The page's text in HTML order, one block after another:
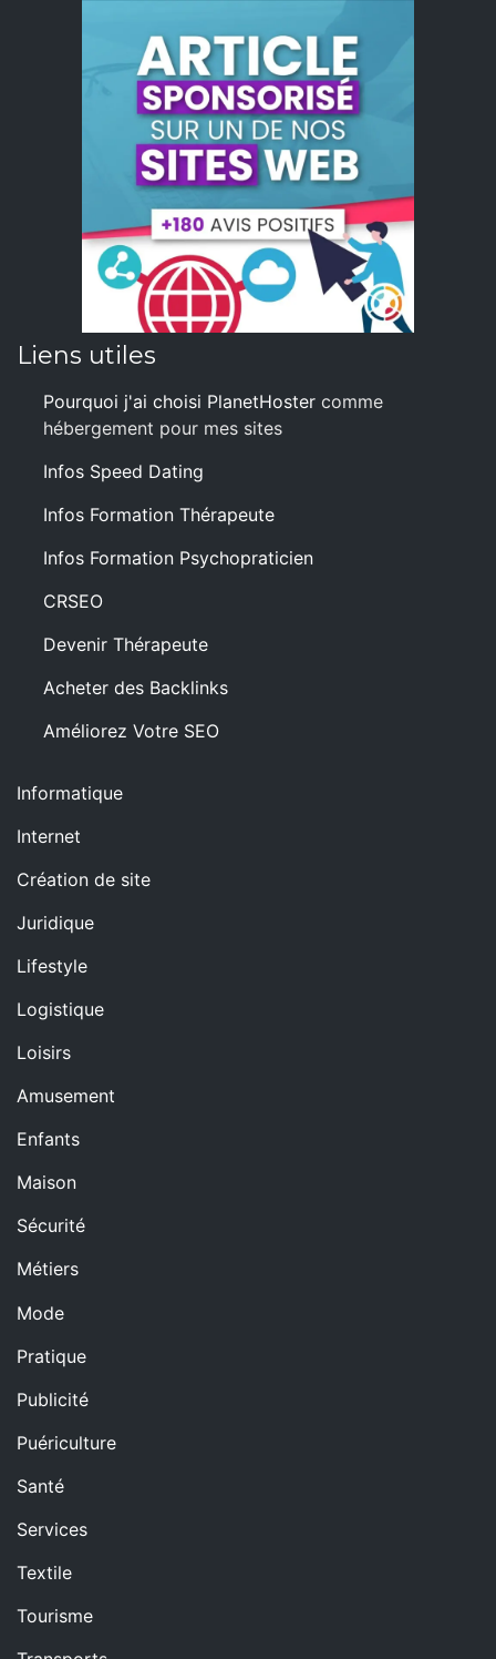
Liens utiles
Pourquoi j'ai choisi PlanetHoster comme
hébergement pour mes sites
Infos Speed Dating
Infos Formation Thérapeute
Infos Formation Psychopraticien
CRSEO
Devenir Thérapeute
Acheter des Backlinks
Améliorez Votre SEO
Informatique
Internet
Création de site
Juridique
Lifestyle
Logistique
Loisirs
Amusement
Enfants
Maison
Sécurité
Métiers
Mode
Pratique
Publicité
Puériculture
Santé
Services
Textile
Tourisme